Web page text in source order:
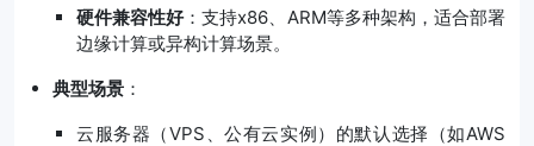
硬件兼容性好：支持x86、ARM等多种架构，适合部署
边缘计算或异构计算场景。
典型场景 ：
云服务器（VPS、公有云实例）的默认选择（如AWS